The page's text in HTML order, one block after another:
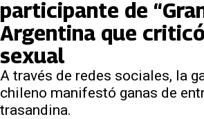
participante de
Argentina que
sexual
A través de redes sociales, la
chileno manifestó ganas de
trasandina.